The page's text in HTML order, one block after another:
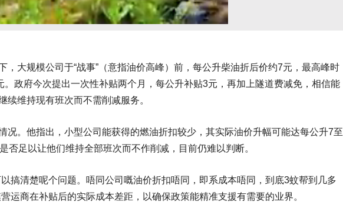
，大规模公司于“战事”（意指油价高峰）前，每公升柴油折后价约7元，最高峰时
。政府今次提出一次性补贴两个月，每公升补贴3元，再加上隧道费减免，相信能
续维持现有班次而不需削减服务。
况。他指出，小型公司能获得的燃油折扣较少，其实际油价升幅可能达每公升7至
否足以让他们维持全部班次而不作削减，目前仍难以判断。
搞清楚呢个问题。唔同公司嘅油价折扣唔同，即系成本唔同，到底3蚊帮到几多
运商在补贴后的实际成本差距，以确保政策能精准支援有需要的业界。